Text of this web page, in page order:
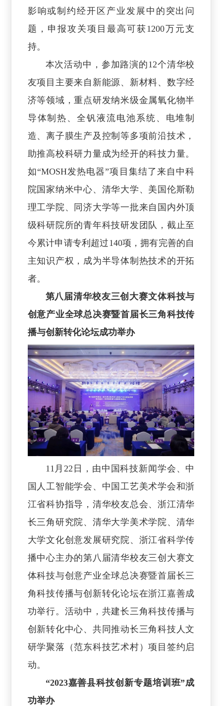
影响或制约经开区产业发展中的突出问
题，申报攻关项目最高可获1200万元支
持。
本次活动中，参加路演的12个清华校
友项目主要来自新能源、新材料、数字经
济等领域，重点研发纳米级金属氧化物半
导体制热、全钒液流电池系统、电堆制
造、离子膜生产及控制等多项前沿技术，
助推高校科研力量成为经开的科技力量。
如“MOSH发热电器”项目集结了来自中科
院国家纳米中心、清华大学、美国伦斯勒
理工学院、同济大学等一批来自国内外顶
级科研院所的青年科技研发团队，截止至
今累计申请专利超过140项，拥有完善的自
主知识产权，成为半导体制热技术的开拓
者。
第八届清华校友三创大赛文体科技与
创意产业全球总决赛暨首届长三角科技传
播与创新转化论坛成功举办
11月22日，由中国科技新闻学会、中
国人工智能学会、中国工艺美术学会和浙
江省科协指导，清华校友总会、浙江清华
长三角研究院、清华大学美术学院、清华
大学文化创意发展研究院、浙江省科学传
播中心主办的第八届清华校友三创大赛文
体科技与创意产业全球总决赛暨首届长三
角科技传播与创新转化论坛在浙江嘉善成
功举行。活动中，共建长三角科技传播与
创新转化中心、共同推动长三角科技人文
研学聚落（范东科技艺术村）项目签约启
动。
“2023嘉善县科技创新专题培训班”成
功举办